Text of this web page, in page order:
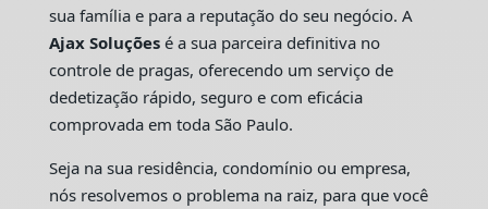
sua família e para a reputação do seu negócio. A
Ajax Soluçõesé a sua parceira definitiva no
controle de pragas, oferecendo um serviço de
dedetização rápido, seguro e com eficácia
comprovada em toda São Paulo.
Seja na sua residência, condomínio ou empresa,
nós resolvemos o problema na raiz, para que você